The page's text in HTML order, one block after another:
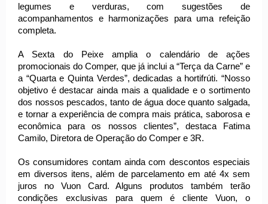
legumes e verduras, com sugestões de
acompanhamentos e harmonizações para uma refeição
completa.
A Sexta do Peixe amplia o calendário de ações
promocionais do Comper, que já inclui a “Terça da Carne” e
a “Quarta e Quinta Verdes”, dedicadas a hortifrúti. “Nosso
objetivo é destacar ainda mais a qualidade e o sortimento
dos nossos pescados, tanto de água doce quanto salgada,
e tornar a experiência de compra mais prática, saborosa e
econômica para os nossos clientes”, destaca Fatima
Camilo, Diretora de Operação do Comper e 3R.
Os consumidores contam ainda com descontos especiais
em diversos itens, além de parcelamento em até 4x sem
juros no Vuon Card. Alguns produtos também terão
condições exclusivas para quem é cliente Vuon, o